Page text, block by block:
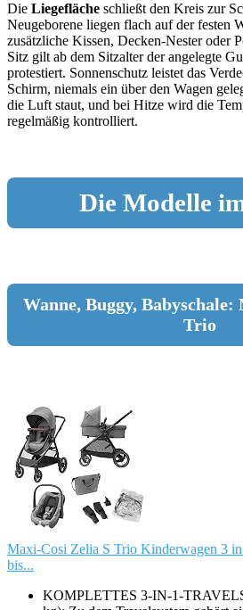
Die Liegefläche schließt den Kreis zur
Neugeborene liegen flach auf der festen
zusätzliche Kissen, Decken-Nester oder
Sitz gilt ab dem Sitzalter der angelegte
protestiert. Sonnenschutz leistet das
Schirm, niemals ein über den Wagen
die Luft staut, und bei Hitze wird die
regelmäßig kontrolliert.
Die Modelle
Wanne, Buggy,
Trio
Maxi-Cosi Zelia S Trio Kinderwagen 3
bis...
KOMPLETTES 3-IN-1-